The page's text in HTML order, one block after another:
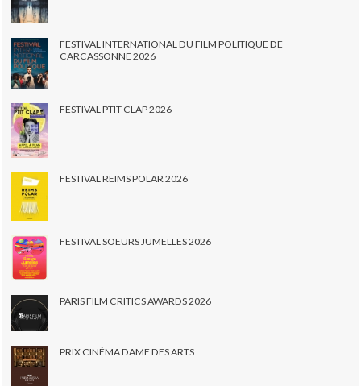
FESTIVAL INTERNATIONAL DU FILM POLITIQUE DE
CARCASSONNE 2026
FESTIVAL PTIT CLAP 2026
FESTIVAL REIMS POLAR 2026
FESTIVAL SOEURS JUMELLES 2026
PARIS FILM CRITICS AWARDS 2026
PRIX CINÉMA DAME DES ARTS